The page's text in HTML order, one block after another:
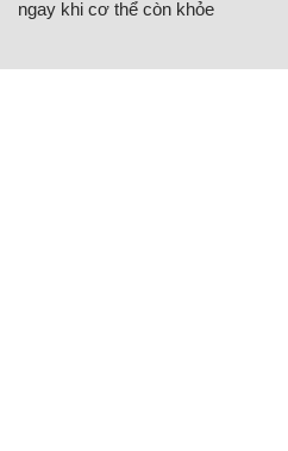
ngay khi cơ thể còn khỏe